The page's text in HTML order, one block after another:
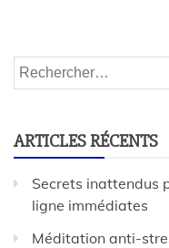
ARTICLES RÉCENTS
Secrets inattendus
ligne immédiates
Méditation anti-